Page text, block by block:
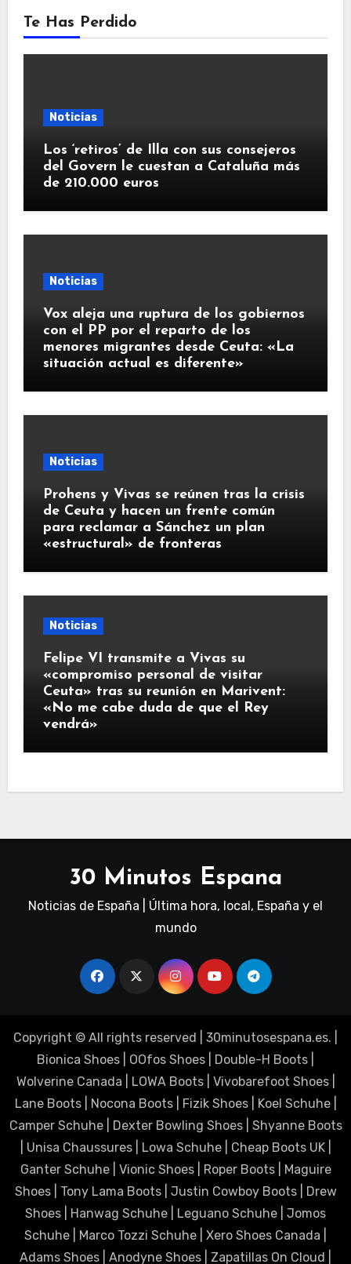
Te Has Perdido
Noticias
Los ‘retiros’ de Illa con sus consejeros
del Govern le cuestan a Cataluña más
de 210.000 euros
Noticias
Vox aleja una ruptura de los gobiernos
con el PP por el reparto de los
menores migrantes desde Ceuta: «La
situación actual es diferente»
Noticias
Prohens y Vivas se reúnen tras la crisis
de Ceuta y hacen un frente común
para reclamar a Sánchez un plan
«estructural» de fronteras
Noticias
Felipe VI transmite a Vivas su
«compromiso personal de visitar
Ceuta» tras su reunión en Marivent:
«No me cabe duda de que el Rey
vendrá»
30 Minutos Espana
Noticias de España | Última hora, local, España y el
mundo
Copyright © All rights reserved 30minutosespana.es. |
Bionica Shoes
OOfos Shoes Double-H Boots
Wolverine Canada
LOWA Boots| Vivobarefoot Shoes|
Lane Boots| Nocona Boots| Fizik Shoes| Koel Schuhe|
Camper Schuhe| Dexter Bowling Shoes| Shyanne Boots
Unisa Chaussures| Lowa Schuhe| Cheap Boots UK
Ganter Schuhe
Vionic Shoes| Roper Boots| Maguire
Shoes| Tony Lama Boots| Justin Cowboy Boots| Drew
Shoes
Hanwag Schuhe Leguano Schuhe
Jomos
Schuhe
Marco Tozzi Schuhe Xero Shoes Canada
Adams Shoes
Anodyne Shoes Zapatillas On Cloud